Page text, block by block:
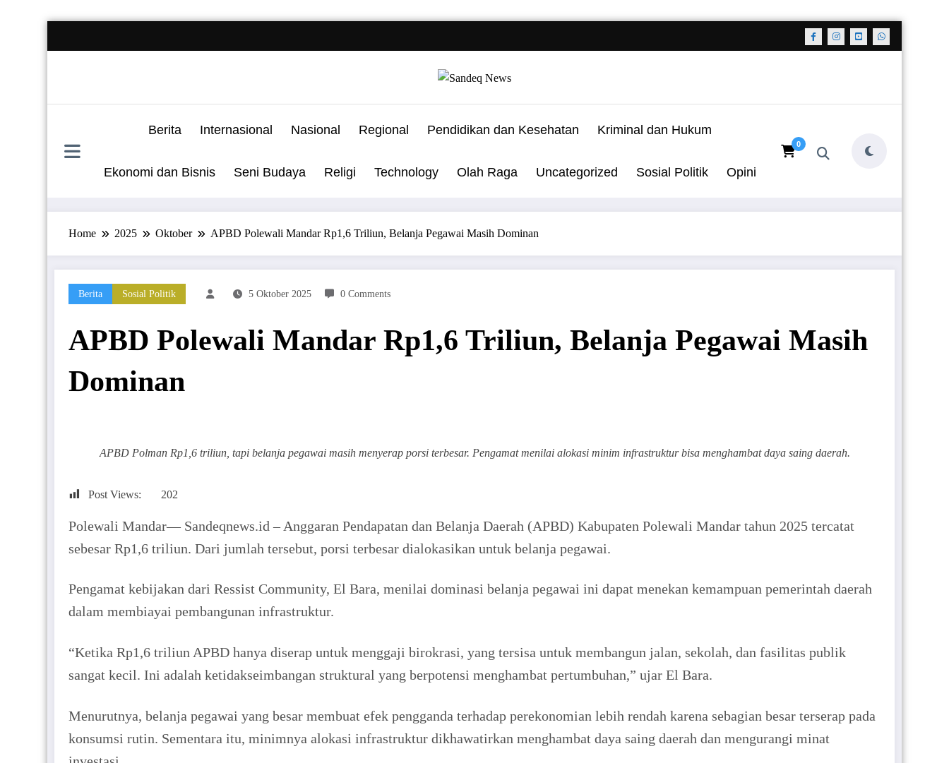
Berita Internasional Nasional Regional Pendidikan dan Kesehatan Kriminal dan Hukum
Ekonomi dan Bisnis Seni Budaya Religi Technology Olah Raga Uncategorized Sosial Politik Opini
0
Home 2025 Oktober APBD Polewali Mandar Rp1,6 Triliun, Belanja Pegawai Masih Dominan
Berita Sosial Politik 5 Oktober 2025 0 Comments
APBD Polewali Mandar Rp1,6 Triliun, Belanja Pegawai Masih
Dominan
APBD Polman Rp1,6 triliun, tapi belanja pegawai masih menyerap porsi terbesar. Pengamat menilai alokasi minim infrastruktur bisa menghambat daya saing daerah.
Post Views: 202
Polewali Mandar— Sandeqnews.id – Anggaran Pendapatan dan Belanja Daerah (APBD) Kabupaten Polewali Mandar tahun 2025 tercatat
sebesar Rp1,6 triliun. Dari jumlah tersebut, porsi terbesar dialokasikan untuk belanja pegawai.
Pengamat kebijakan dari Ressist Community, El Bara, menilai dominasi belanja pegawai ini dapat menekan kemampuan pemerintah daerah
dalam membiayai pembangunan infrastruktur.
“Ketika Rp1,6 triliun APBD hanya diserap untuk menggaji birokrasi, yang tersisa untuk membangun jalan, sekolah, dan fasilitas publik
sangat kecil. Ini adalah ketidakseimbangan struktural yang berpotensi menghambat pertumbuhan,” ujar El Bara.
Menurutnya, belanja pegawai yang besar membuat efek pengganda terhadap perekonomian lebih rendah karena sebagian besar terserap pada
konsumsi rutin. Sementara itu, minimnya alokasi infrastruktur dikhawatirkan menghambat daya saing daerah dan mengurangi minat